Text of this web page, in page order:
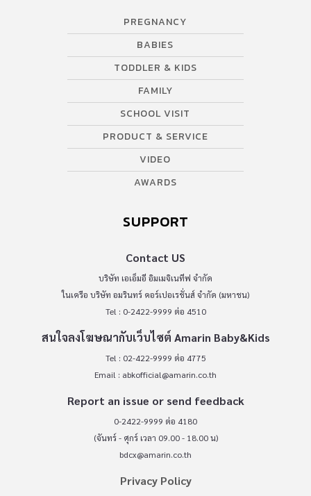
PREGNANCY
BABIES
TODDLER & KIDS
FAMILY
SCHOOL VISIT
PRODUCT & SERVICE
VIDEO
AWARDS
SUPPORT
Contact US
บริษัท เอเอ็มอี อิมเมจิเนทีฟ จำกัด
ในเครือ บริษัท อมรินทร์ คอร์เปอเรชั่นส์ จำกัด (มหาชน)
Tel : 0-2422-9999 ต่อ 4510
สนใจลงโฆษณากับเว็บไซต์ Amarin Baby&Kids
Tel : 02-422-9999 ต่อ 4775
Email : abkofficial@amarin.co.th
Report an issue or send feedback
0-2422-9999 ต่อ 4180
(จันทร์ - ศุกร์ เวลา 09.00 - 18.00 น)
bdcx@amarin.co.th
Privacy Policy